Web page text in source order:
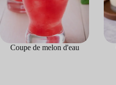
Coupe de melon d'eau